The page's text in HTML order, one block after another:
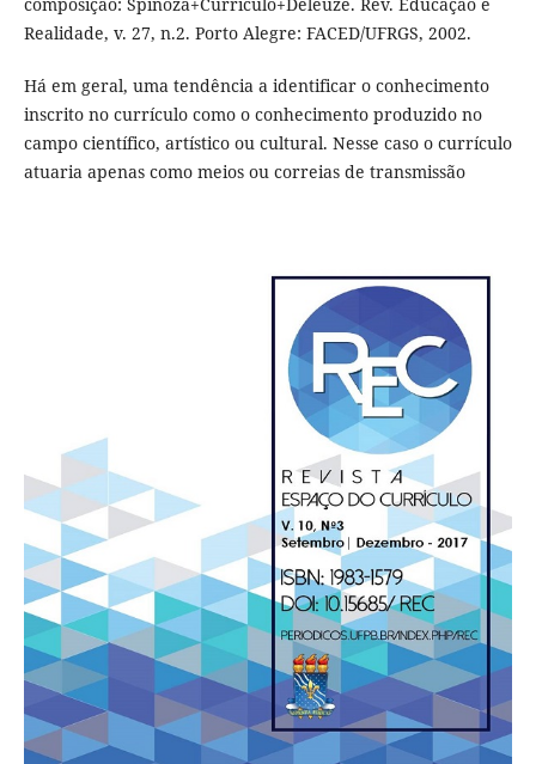
Realidade, v. 27, n.2. Porto Alegre: FACED/UFRGS, 2002.
Há em geral, uma tendência a identificar o conhecimento
inscrito no currículo como o conhecimento produzido no
campo científico, artístico ou cultural. Nesse caso o currículo
atuaria apenas como meios ou correias de transmissão